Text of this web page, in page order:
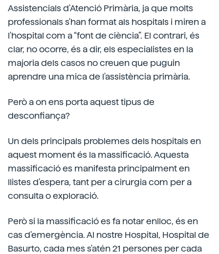
Assistencials d'Atenció Primària, ja que molts
professionals s'han format als hospitals i miren a
l'hospital com a “font de ciència”. El contrari, és
clar, no ocorre, és a dir, els especialistes en la
majoria dels casos no creuen que puguin
aprendre una mica de l'assistència primària.
Però a on ens porta aquest tipus de
desconfiança?
Un dels principals problemes dels hospitals en
aquest moment és la massificació. Aquesta
massificació es manifesta principalment en
llistes d'espera, tant per a cirurgia com per a
consulta o exploració.
Però si la massificació es fa notar enlloc, és en
cas d'emergència. Al nostre Hospital, Hospital de
Basurto, cada mes s'atén 21 persones per cada